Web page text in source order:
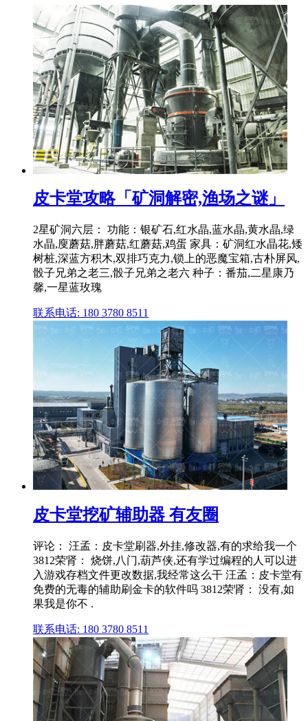
皮卡堂攻略「矿洞解密,渔场之谜」
2星矿洞六层： 功能：银矿石,红水晶,蓝水晶,黄水晶,绿
水晶,廋蘑菇,胖蘑菇,红蘑菇,鸡蛋 家具：矿洞红水晶花,矮
树桩,深蓝方积木,双排巧克力,锁上的恶魔宝箱,古朴屏风,
骰子兄弟之老三,骰子兄弟之老六 种子：番茄,二星康乃
馨,一星蓝玫瑰
联系电话: 180 3780 8511
皮卡堂挖矿辅助器 有友圈
评论： 汪孟：皮卡堂刷器,外挂,修改器,有的求给我一个
3812荣肾： 烧饼,八门,葫芦侠,还有学过编程的人可以进
入游戏存档文件更改数据,我经常这么干 汪孟：皮卡堂有
免费的无毒的辅助刷金卡的软件吗 3812荣肾： 没有,如
果我是你不 .
联系电话: 180 3780 8511